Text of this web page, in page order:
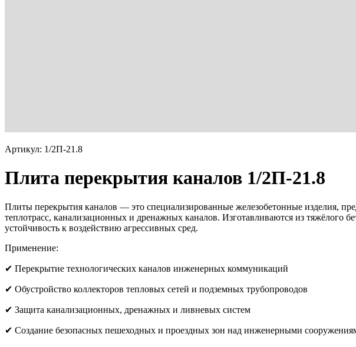
Артикул: 1/2П-21.8
Плита перекрытия каналов 1/2П-21.8
Плиты перекрытия каналов — это специализированные железобетонные изделия,
теплотрасс, канализационных и дренажных каналов. Изготавливаются из тяжёлого
устойчивость к воздействию агрессивных сред.
Применение:
✔ Перекрытие технологических каналов инженерных коммуникаций
✔ Обустройство коллекторов тепловых сетей и подземных трубопроводов
✔ Защита канализационных, дренажных и ливневых систем
✔ Создание безопасных пешеходных и проездных зон над инженерными